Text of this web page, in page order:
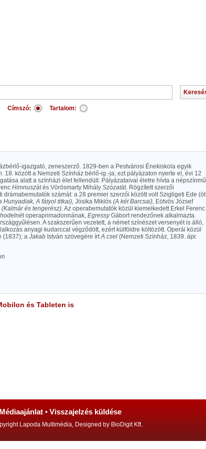
Címszó: Tartalom:
igazgató, zeneszerző. 1829-ben a Pestvárosi Énekiskola egyik
18. között a Nemzeti Színház bérlő-ig.-ja; ezt pályázaton nyerte el, évi 12
alatt a színházi élet fellendült. Pályázataival életre hívta a népszínmű
Himnuszát és Vörösmarty Mihály Szózatát. Rögzített szerzői
számát: a 28 premier szerzői között volt Szigligeti Ede (öt
Hunyadiak, A fátyol titkai), Jósika Miklós (A két Barcsai), Eötvös József
(Kalmár és tengerész). Az operabemutatók közül kiemelkedett Erkel Ferenc
t operaprimadonnának, EgressyGábort rendezőnek alkalmazta.
A szakszerűen vezetett, a német színészet versenyét is álló,
anyagi kudarccal végződött, ezért külföldre költözött. Operái közül
(1837); a Jakab István szövegére írtA csel (Nemzeti Színház, 1839. ápr.
és Tableten is
Médiaajánlat • Visszajelzés küldése
Lapoda Multimédia, Designed by BioDigit Kft.